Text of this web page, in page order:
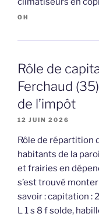
OH
Rôle de
Ferchaud
de l’impôt
12 JUIN 2026
Rôle de répartition
habitants de la
et frairies en
s’est trouvé
savoir : capitation :
L 1 s 8 f solde,